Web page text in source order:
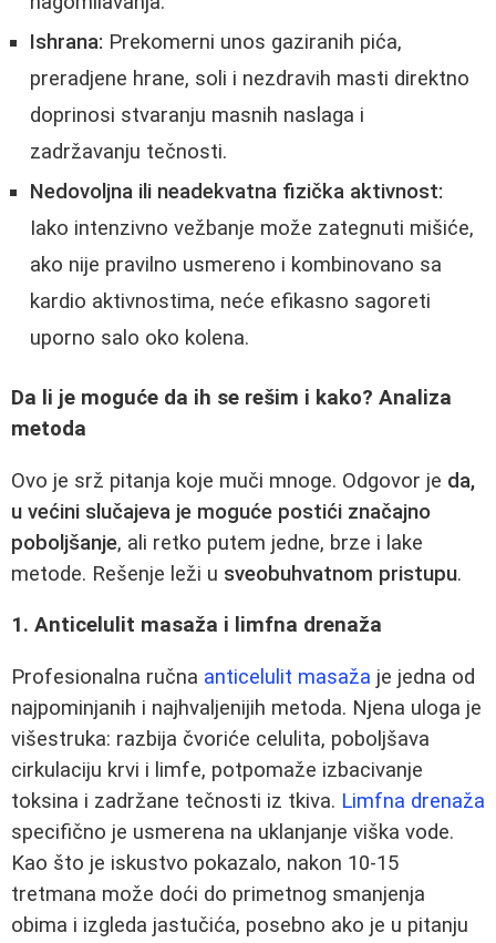
Ishrana: Prekomerni unos gaziranih pića,
preradjene hrane, soli i nezdravih masti direktno
doprinosi stvaranju masnih naslaga i
zadržavanju tečnosti.
Nedovoljna ili neadekvatna fizička aktivnost:
Iako intenzivno vežbanje može zategnuti mišiće,
ako nije pravilno usmereno i kombinovano sa
kardio aktivnostima, neće efikasno sagoreti
uporno salo oko kolena.
Da li je moguće da ih se rešim i kako? Analiza
metoda
Ovo je srž pitanja koje muči mnoge. Odgovor je da,
u većini slučajeva je moguće postići značajno
poboljšanje, ali retko putem jedne, brze i lake
metode. Rešenje leži u sveobuhvatnom pristupu.
1. Anticelulit masaža i limfna drenaža
Profesionalna ručna anticelulit masaža je jedna od
najpominjanih i najhvaljenijih metoda. Njena uloga je
višestruka: razbija čvoriće celulita, poboljšava
cirkulaciju krvi i limfe, potpomaže izbacivanje
toksina i zadržane tečnosti iz tkiva. Limfna drenaža
specifično je usmerena na uklanjanje viška vode.
Kao što je iskustvo pokazalo, nakon 10-15
tretmana može doći do primetnog smanjenja
obima i izgleda jastučića, posebno ako je u pitanju